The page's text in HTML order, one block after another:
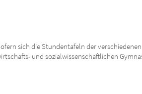
sich die Stundentafeln der
und sozialwissenschaftlichen